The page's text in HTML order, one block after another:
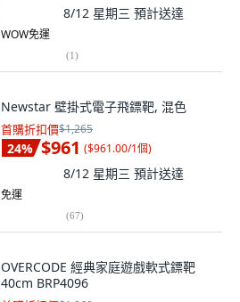
8/12 星期三 預計送達
WOW免運
(1)
Newstar 壁掛式電子飛鏢靶, 混色
首購折扣價$1,265
24% $961 ($961.00/1個)
8/12 星期三 預計送達
免運
(67)
OVERCODE 經典家庭遊戲軟式鏢靶
40cm BRP4096